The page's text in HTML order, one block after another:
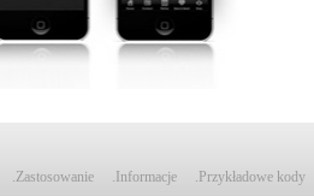
.Zastosowanie .Informacje .Przykładowe kody